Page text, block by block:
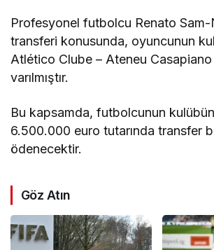
Profesyonel futbolcu Renato Sam-
transferi konusunda, oyuncunun
Atlético Clube – Ateneu
varılmıştır.
Bu kapsamda, futbolcunun
6.500.000 euro tutarında transfer
ödenecektir.
Göz Atın